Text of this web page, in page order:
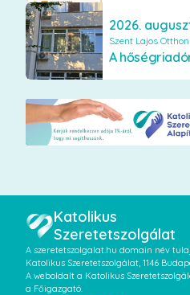
2026.
Szent Lajos Otthon
Katolikus
Szeretetszolgálat
A szeretetszolgalat.hu domain név
Katolikus Szeretetszolgálat, 1146
A weboldalt a Katolikus
a Főigazgató.